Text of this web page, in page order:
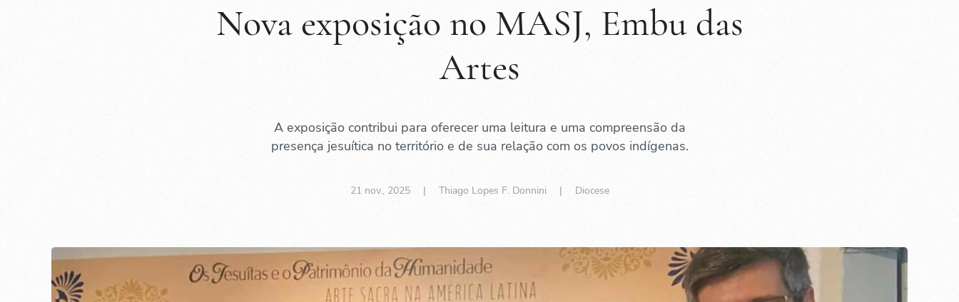
Nova exposição no MASJ, Embu das
Artes
A exposição contribui para oferecer uma leitura e uma compreensão da
presença jesuítica no território e de sua relação com os povos indígenas.
21 nov., 2025| Thiago Lopes F. Donnini | Diocese